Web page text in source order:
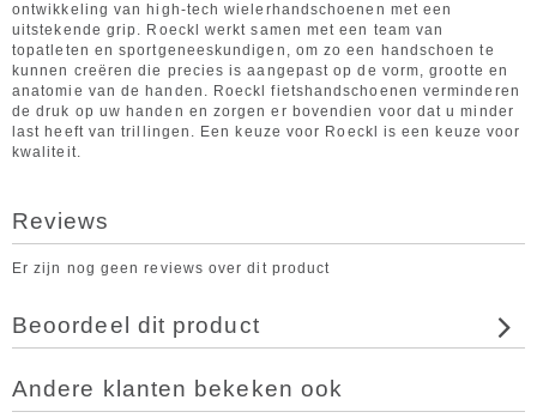
ontwikkeling van high-tech wielerhandschoenen met een
uitstekende grip. Roeckl werkt samen met een team van
topatleten en sportgeneeskundigen, om zo een handschoen te
kunnen creëren die precies is aangepast op de vorm, grootte en
anatomie van de handen. Roeckl fietshandschoenen verminderen
de druk op uw handen en zorgen er bovendien voor dat u minder
last heeft van trillingen. Een keuze voor Roeckl is een keuze voor
kwaliteit.
Reviews
Er zijn nog geen reviews over dit product
Beoordeel dit product
Andere klanten bekeken ook